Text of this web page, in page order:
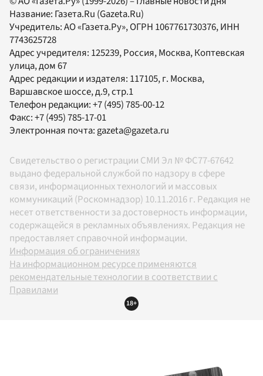
Название: Газета.Ru (Gazeta.Ru)
Учредитель:АО «Газета.Ру», ОГРН 1067761730376, ИНН
7743625728
Адрес учредителя: 125239, Россия, Москва, Коптевская
улица, дом 67
Адрес редакции и издателя: 117105, г. Москва,
Варшавское шоссе, д.9, стр.1
Телефон редакции:+7 (495) 785-00-12
Факс:+7 (495) 785-17-01
Электронная почта:gazeta@gazeta.ru
Свидетельство о регистрации СМИ Эл № ФС77-67642
выдано федеральной службой по надзору в сфере
связи, информационных технологий и массовых
коммуникаций (Роскомнадзор) 10.11.2016 г. Редакция не
несет ответственности за достоверность информации,
содержащейся в рекламных объявлениях. Редакция не
предоставляет справочной информации.
Информация об ограничениях
На информационном ресурсе применяются
рекомендательные технологии в соответствии с
Правилами
18+